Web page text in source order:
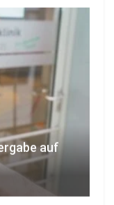
auf